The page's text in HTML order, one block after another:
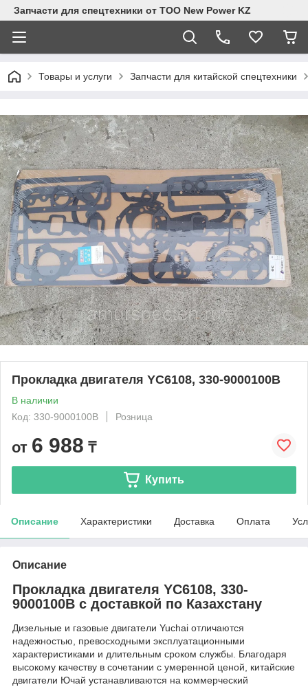
Запчасти для спецтехники от ТОО New Power KZ
Товары и услуги Запчасти для китайской спецтехники
Прокладка двигателя YC6108, 330-9000100B
В наличии
Код: 330-9000100B
Розница
от 6 988 ₸
Купить
Описание Характеристики Доставка Оплата
Описание
Прокладка двигателя YC6108, 330-
9000100B с доставкой по Казахстану
Дизельные и газовые двигатели Yuchai отличаются
надежностью, превосходными эксплуатационными
характеристиками и длительным сроком службы. Благодаря
высокому качеству в сочетании с умеренной ценой, китайские
двигатели Ючай устанавливаются на коммерческий